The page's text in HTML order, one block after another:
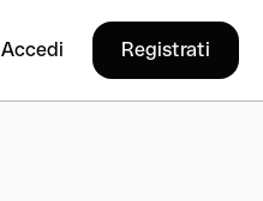
Accedi Registrati